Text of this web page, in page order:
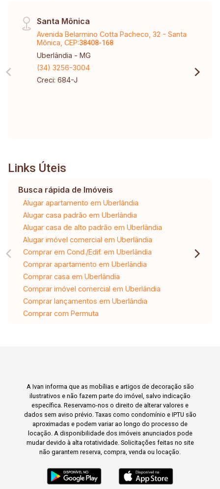
Santa Mônica
Avenida Belarmino Cotta Pacheco, 32 - Santa
Mônica, CEP:38408-168
Uberlândia - MG
(34) 3256-3004
Creci: 684-J
Links Úteis
Busca rápida de Imóveis
Alugar apartamento em Uberlândia
Alugar casa padrão em Uberlândia
Alugar casa de alto padrão em Uberlândia
Alugar imóvel comercial em Uberlândia
Comprar em Cond./Edif. em Uberlândia
Comprar apartamento em Uberlândia
Comprar casa em Uberlândia
Comprar imóvel comercial em Uberlândia
Comprar lançamentos em Uberlândia
Comprar com Permuta
A Ivan informa que as mobílias e artigos de decoração são
ilustrativos e não fazem parte do imóvel, salvo indicação
específica. Reservamo-nos o direito de alterar valores e
dados sem aviso prévio. Taxas como condomínio e IPTU são
aproximadas e podem variar ao longo do processo de
locação. A disponibilidade dos imóveis anunciados pode
mudar devido à alta rotatividade. Solicitações feitas no site
não garantem reserva, compra, venda ou locação.